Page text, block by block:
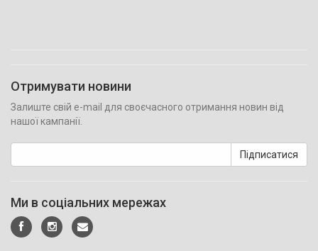
Отримувати новини
Залиште свій e-mail для своєчасного отримання новин від
нашої кампанії.
Підписатися
Ми в соціальних мережах